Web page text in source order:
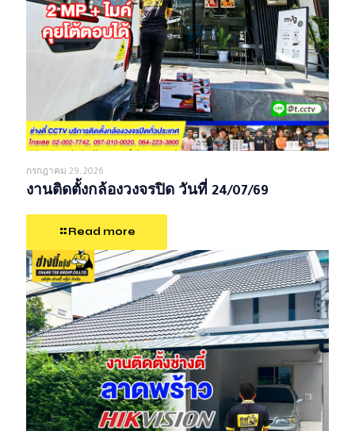
กรกฎาคม 29, 2026
งานติดตั้งกล้องวงจรปิด วันที่ 24/07/69
Read more